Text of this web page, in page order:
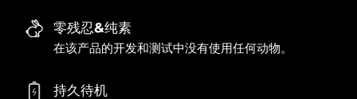
零残忍&纯素
在该产品的开发和测试中没有使用任何动物。
持久待机